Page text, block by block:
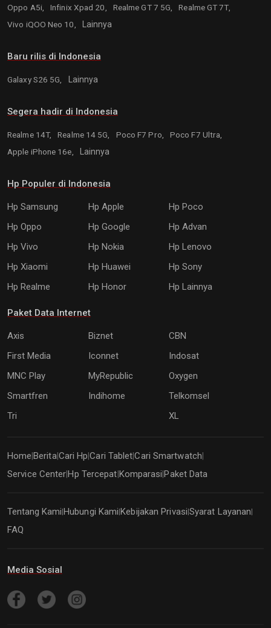
Oppo A5i, Infinix Xpad 20, Realme GT 7 5G,
Realme GT 7T,
Vivo iQOO Neo 10,
Lainnya
Baru rilis di Indonesia
Galaxy S26 5G, Lainnya
Segera hadir di Indonesia
Realme 14T, Realme 14 5G, Poco F7 Pro,
Poco F7 Ultra,
Apple iPhone 16e,
Lainnya
Hp Populer di Indonesia
Hp Samsung Hp Apple
Hp Poco
Hp Oppo
Hp Google
Hp Advan
Hp Vivo
Hp Nokia
Hp Lenovo
Hp Xiaomi
Hp Huawei
Hp Sony
Hp Realme
Hp Honor Hp Lainnya
Paket Data Internet
Axis Biznet
CBN
First Media
Iconnet
Indosat
MNC Play
MyRepublic
Oxygen
Smartfren
Indihome
Telkomsel
Tri
XL
Home BeritaCari Hp |Cari Tablet|Cari Smartwatch
Service Center Hp Tercepat Komparasi Paket Data
Tentang Kami Hubungi Kami Kebijakan Privasi Syarat Layanan
FAQ
Media Sosial